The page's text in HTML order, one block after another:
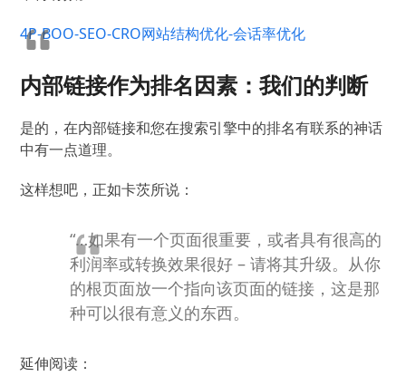
4P-BOO-SEO-CRO网站结构优化-会话率优化
内部链接作为排名因素：我们的判断
是的，在内部链接和您在搜索引擎中的排名有联系的神话
中有一点道理。
这样想吧，正如卡茨所说：
“…如果有一个页面很重要，或者具有很高的
利润率或转换效果很好 – 请将其升级。 从你
的根页面放一个指向该页面的链接，这是那
种可以很有意义的东西。
延伸阅读：